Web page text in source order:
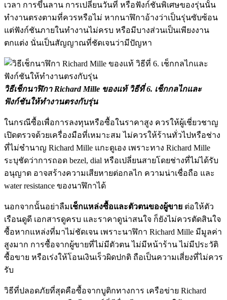
เวลา การขึ้นลาน การเปลี่ยนวันที่ หรือฟังก์ชันพิเศษของรุ่นนั้น
ทำงานตรงตามที่ควรหรือไม่ หากนาฬิกาอ้างว่าเป็นรุ่นซับซ้อน
แต่ฟังก์ชันภายในทำงานไม่ครบ หรือมีบางส่วนเป็นเพียงงาน
ตกแต่ง นั่นเป็นสัญญาณที่ชัดเจนว่ามีปัญหา
วิธีเช็กนาฬิกา Richard Mille ของแท้ วิธีที่ 6. เช็กกลไกและ
ฟังก์ชันให้ทำงานตรงกับรุ่น
ในกรณีซื้อเพื่อการลงทุนหรือซื้อในราคาสูง ควรให้ผู้เชี่ยวชาญ
เปิดตรวจด้วยเครื่องมือที่เหมาะสม ไม่ควรให้ร้านทั่วไปหรือช่าง
ที่ไม่ชำนาญ Richard Mille แกะดูเอง เพราะทาง Richard Mille
ระบุชัดว่าการถอด bezel, dial หรือเปลี่ยนสายโดยช่างที่ไม่ได้รับ
อนุญาต อาจสร้างความเสียหายต่อกลไก ความน่าเชื่อถือ และ
water resistance ของนาฬิกาได้
นอกจากนั้นอย่าลืมเช็กแหล่งซื้อและตัวตนของผู้ขาย ต่อให้ตัว
เรือนดูดี เอกสารดูครบ และราคาดูน่าสนใจ ก็ยังไม่ควรตัดสินใจ
ซื้อหากแหล่งที่มาไม่ชัดเจน เพราะนาฬิกา Richard Mille มีมูลค่า
สูงมาก การซื้อจากผู้ขายที่ไม่มีตัวตน ไม่มีหน้าร้าน ไม่มีประวัติ
ซื้อขาย หรือเร่งให้โอนเงินเร็วผิดปกติ ถือเป็นความเสี่ยงที่ไม่ควร
รับ
วิธีที่ปลอดภัยที่สุดคือซื้อจากบูติกทางการ เครือข่าย Richard